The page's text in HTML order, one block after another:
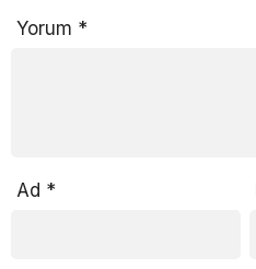
Yorum *
Ad *